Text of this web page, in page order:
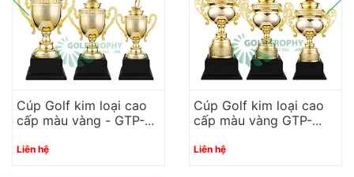
Cúp Golf kim loại cao
cấp màu vàng - GTP-
Liên hệ
Cúp Golf kim loại cao
cấp màu vàng GTP-
Liên hệ